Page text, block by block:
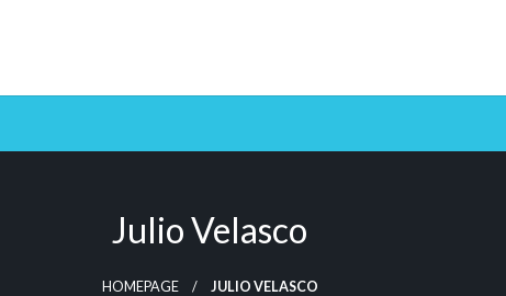
Julio Velasco
HOMEPAGE JULIO VELASCO